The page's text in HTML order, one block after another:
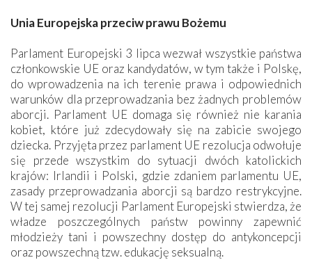
Unia Europejska przeciw prawu Bożemu
Parlament Europejski 3 lipca wezwał wszystkie państwa
członkowskie UE oraz kandydatów, w tym także i Polskę,
do wprowadzenia na ich terenie prawa i odpowiednich
warunków dla przeprowadzania bez żadnych problemów
aborcji. Parlament UE domaga się również nie karania
kobiet, które już zdecydowały się na zabicie swojego
dziecka. Przyjęta przez parlament UE rezolucja odwołuje
się przede wszystkim do sytuacji dwóch katolickich
krajów: Irlandii i Polski, gdzie zdaniem parlamentu UE,
zasady przeprowadzania aborcji są bardzo restrykcyjne.
W tej samej rezolucji Parlament Europejski stwierdza, że
władze poszczególnych państw powinny zapewnić
młodzieży tani i powszechny dostęp do antykoncepcji
oraz powszechną tzw. edukację seksualną.